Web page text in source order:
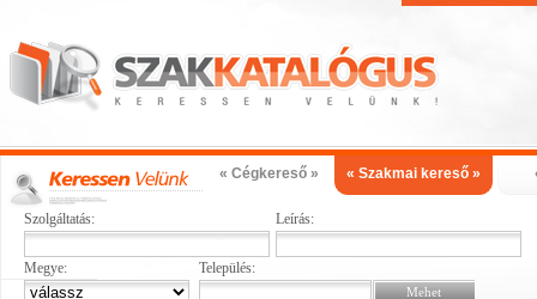
« Cégkereső » « Szakmai kereső »
Szolgáltatás: Leírás:
Megye: Település: